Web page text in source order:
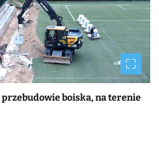
boiska, na terenie